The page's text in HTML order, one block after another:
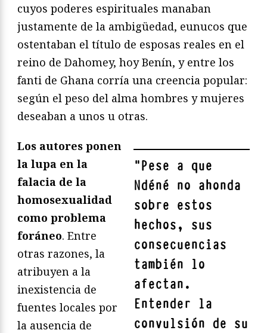
cuyos poderes espirituales manaban
justamente de la ambigüedad, eunucos que
ostentaban el título de esposas reales en el
reino de Dahomey, hoy Benín, y entre los
fanti de Ghana corría una creencia popular:
según el peso del alma hombres y mujeres
deseaban a unos u otras.
"Pese a que
Ndéné no ahonda
sobre estos
hechos, sus
consecuencias
también lo
afectan.
Entender la
convulsión de su
Los autores ponen
la lupa en la
falacia de la
homosexualidad
como problema
foráneo. Entre
otras razones, la
atribuyen a la
inexistencia de
fuentes locales por
la ausencia de